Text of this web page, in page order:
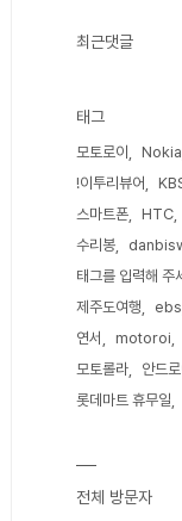
최근댓글
태그
모토로이 Nokia
!이투리뷰어
스마트폰
HTC
수리봉
태그를 입력해 주
제주도여행
ebs
연서
motoroi
모토롤라
안드
롯데마트 휴무일
전체 방문자